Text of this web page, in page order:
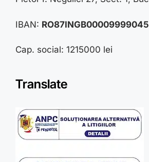
IBAN:
Cap. social: 1215000 lei
Translate